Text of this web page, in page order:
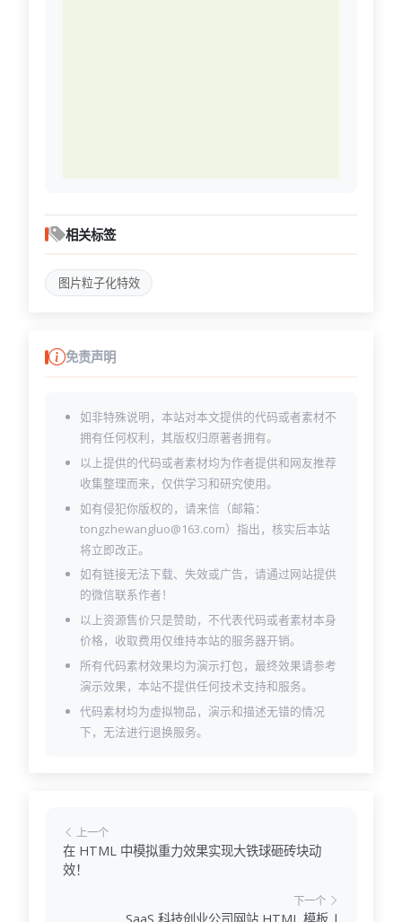
相关标签
图片粒子化特效
免责声明
如非特殊说明，本站对本文提供的代码或者素材不
拥有任何权利，其版权归原著者拥有。
以上提供的代码或者素材均为作者提供和网友推荐
收集整理而来，仅供学习和研究使用。
如有侵犯你版权的，请来信（邮箱：
tongzhewangluo@163.com）指出，核实后本站
将立即改正。
如有链接无法下载、失效或广告，请通过网站提供
的微信联系作者！
以上资源售价只是赞助，不代表代码或者素材本身
价格，收取费用仅维持本站的服务器开销。
所有代码素材效果均为演示打包，最终效果请参考
演示效果，本站不提供任何技术支持和服务。
代码素材均为虚拟物品，演示和描述无错的情况
下，无法进行退换服务。
上一个
在 HTML 中模拟重力效果实现大铁球砸砖块动
效！
下一个
SaaS 科技创业公司网站 HTML 模板 |